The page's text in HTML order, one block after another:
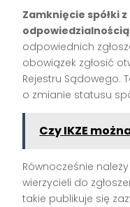
Zamknięcie spółki
odpowiedzialnością
odpowiednich
obowiązek zgłosić
Rejestru Sądowego.
o zmianie statusu
Czy IKZE
Równocześnie
wierzycieli do
takie publikuje się